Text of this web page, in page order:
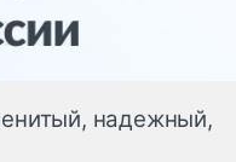
надежный,